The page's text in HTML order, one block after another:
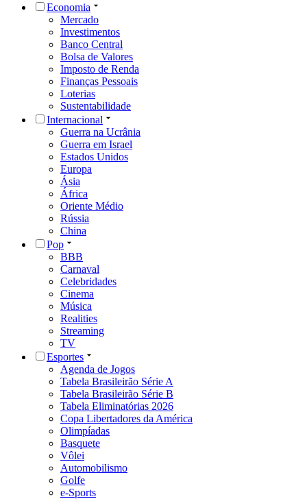
Economia
Mercado
Investimentos
Banco Central
Bolsa de Valores
Imposto de Renda
Finanças Pessoais
Loterias
Sustentabilidade
Internacional
Guerra na Ucrânia
Guerra em Israel
Estados Unidos
Europa
Ásia
África
Oriente Médio
Rússia
China
Pop
BBB
Carnaval
Celebridades
Cinema
Música
Realities
Streaming
TV
Esportes
Agenda de Jogos
Tabela Brasileirão Série A
Tabela Brasileirão Série B
Tabela Eliminatórias 2026
Copa Libertadores da América
Olimpíadas
Basquete
Vôlei
Automobilismo
Golfe
e-Sports